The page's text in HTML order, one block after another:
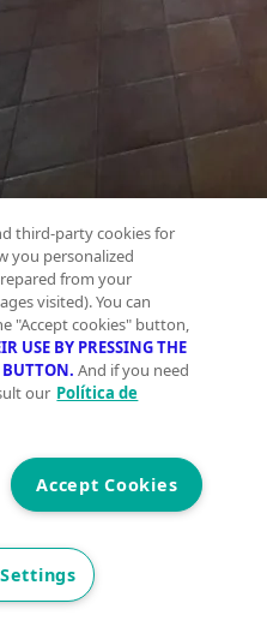
third-party cookies for
you personalized
from your
visited). You can
"Accept cookies" button,
USE BY PRESSING THE
BUTTON. And if you need
our Política de
Accept Cookies